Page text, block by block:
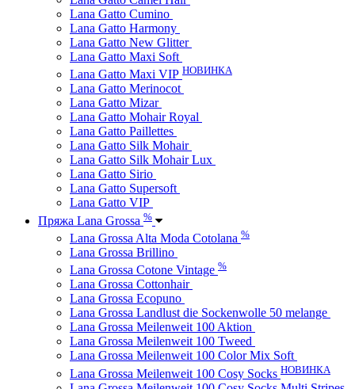
Lana Gatto Cumino
Lana Gatto Harmony
Lana Gatto New Glitter
Lana Gatto Maxi Soft
Lana Gatto Maxi VIP НОВИНКА
Lana Gatto Merinocot
Lana Gatto Mizar
Lana Gatto Mohair Royal
Lana Gatto Paillettes
Lana Gatto Silk Mohair
Lana Gatto Silk Mohair Lux
Lana Gatto Sirio
Lana Gatto Supersoft
Lana Gatto VIP
Пряжа Lana Grossa %
Lana Grossa Alta Moda Cotolana %
Lana Grossa Brillino
Lana Grossa Cotone Vintage %
Lana Grossa Cottonhair
Lana Grossa Ecopuno
Lana Grossa Landlust die Sockenwolle 50 melange
Lana Grossa Meilenweit 100 Aktion
Lana Grossa Meilenweit 100 Tweed
Lana Grossa Meilenweit 100 Color Mix Soft
Lana Grossa Meilenweit 100 Cosy Socks НОВИНКА